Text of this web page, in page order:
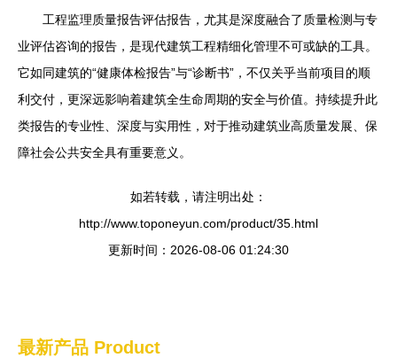
工程监理质量报告评估报告，尤其是深度融合了质量检测与专
业评估咨询的报告，是现代建筑工程精细化管理不可或缺的工具。
它如同建筑的“健康体检报告”与“诊断书”，不仅关乎当前项目的顺
利交付，更深远影响着建筑全生命周期的安全与价值。持续提升此
类报告的专业性、深度与实用性，对于推动建筑业高质量发展、保
障社会公共安全具有重要意义。
如若转载，请注明出处：
http://www.toponeyun.com/product/35.html
更新时间：2026-08-06 01:24:30
最新产品 Product